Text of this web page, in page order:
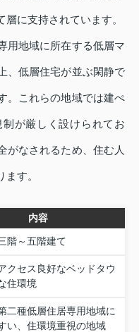
に支持されています。
用地域に所在する低層マ
、低層住宅が並ぶ閑静で
。これらの地域では建ぺ
が厳しく設けられてお
がなされるため、住む人
す。
内容
階～五階建て
クセス良好なベッドタウ
住環境
二種低層住居専用地域に
い、住環境重視の地域